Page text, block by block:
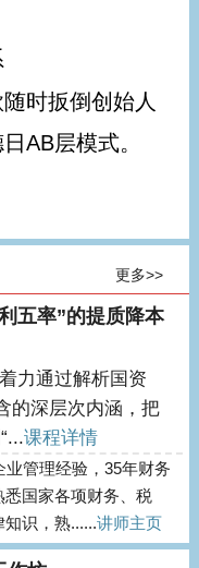
时扳倒创始人
AB层模式。
更多>>
五率”的提质降本
力通过解析国资
的深层次内涵，把
课程详情
业管理经验，35年财务
国家各项财务、税
识，熟......讲师主页